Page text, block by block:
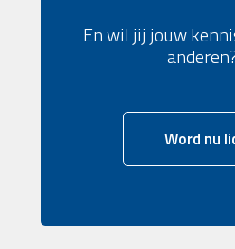
En wil jij jouw
Word nu